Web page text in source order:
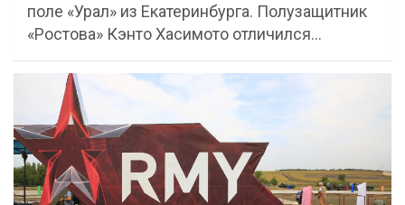
поле «Урал» из Екатеринбурга. Полузащитник
«Ростова» Кэнто Хасимото отличился…